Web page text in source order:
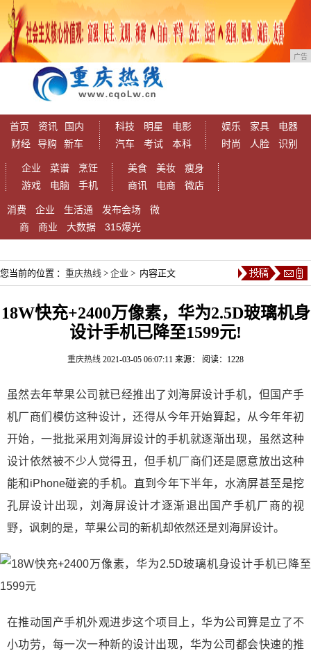
广告
首页 资讯
国内
财经
导购 新车
科技 明星
电影
汽车
考试 本科
娱乐 家具
电器
时尚
人脸 识别
企业 菜谱
烹饪
游戏
电脑 手机
美食 美妆
瘦身
商讯
电商 微店
消费 企业 生活通 发布会场
微
商
商业 大数据 315爆光
您当前的位置 ： 重庆热线 > 企业 > 内容正文
18W快充+2400万像素，华为2.5D玻璃机身
设计手机已降至1599元!
重庆热线 2021-03-05 06:07:11 来源： 阅读：1228
虽然去年苹果公司就已经推出了刘海屏设计手机，但国产手
机厂商们模仿这种设计，还得从今年开始算起，从今年年初
开始，一批批采用刘海屏设计的手机就逐渐出现，虽然这种
设计依然被不少人觉得丑，但手机厂商们还是愿意放出这种
能和iPhone碰瓷的手机。直到今年下半年，水滴屏甚至是挖
孔屏设计出现，刘海屏设计才逐渐退出国产手机厂商的视
野，讽刺的是，苹果公司的新机却依然还是刘海屏设计。
在推动国产手机外观进步这个项目上，华为公司算是立了不
小功劳，每一次一种新的设计出现，华为公司都会快速的推